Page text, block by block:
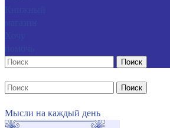
Поиск
Поиск
Мысли на каждый день